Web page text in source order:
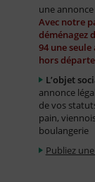
une
Avec notre
déménagez
94 une
hors
L’objet
annonce
de vos
pain,
boulangerie
Publiez